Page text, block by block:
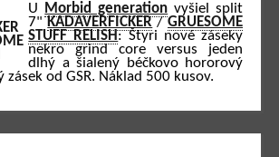
U Morbid generation vyšiel split
7"KADAVERFICKER/GRUESOME
STUFF RELISH: Štyri nové záseky
nekro grind core versus jeden
dlhý a šialený béčkovo hororový
od GSR. Náklad 500 kusov.